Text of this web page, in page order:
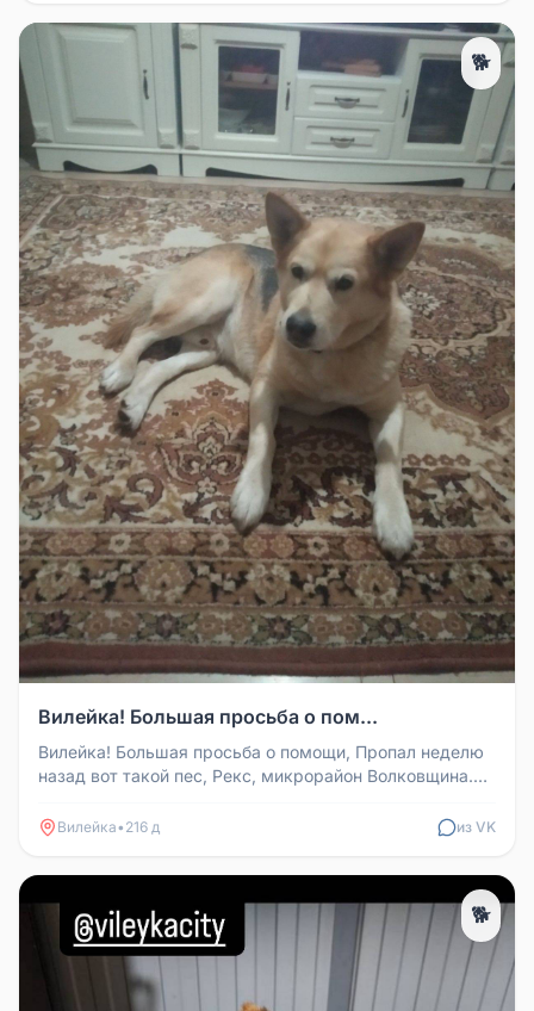
🐕
Вилейка! Большая просьба о пом...
Вилейка! Большая просьба о помощи, Пропал неделю
назад вот такой пес, Рекс, микрорайон Волковщина.
Вилейка• 216 д из VK
🐕